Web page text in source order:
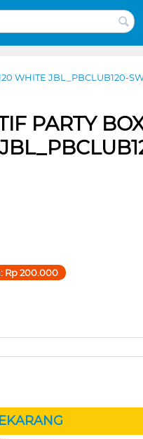
WHITE JBL_PBCLUB120-
PARTY
Rp200.000